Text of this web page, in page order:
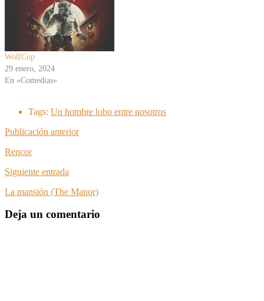
WolfCop
29 enero, 2024
En «Comedias»
Tags: Un hombre lobo entre nosotros
Publicación anterior
Rencor
Siguiente entrada
La mansión (The Manor)
Deja un comentario